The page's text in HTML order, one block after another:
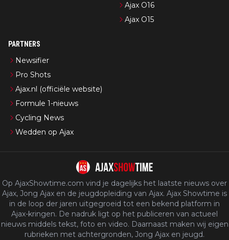
Ajax O16
Ajax O15
PARTNERS
Newsifier
Pro Shots
Ajax.nl (officiële website)
Formule 1-nieuws
Cycling News
Wedden op Ajax
Op AjaxShowtime.com vind je dagelijks het laatste nieuws over
Ajax, Jong Ajax en de jeugdopleiding van Ajax. Ajax Showtime is
in de loop der jaren uitgegroeid tot een bekend platform in
Ajax-kringen. De nadruk ligt op het publiceren van actueel
nieuws middels tekst, foto en video. Daarnaast maken wij eigen
rubrieken met achtergronden, Jong Ajax en jeugd.